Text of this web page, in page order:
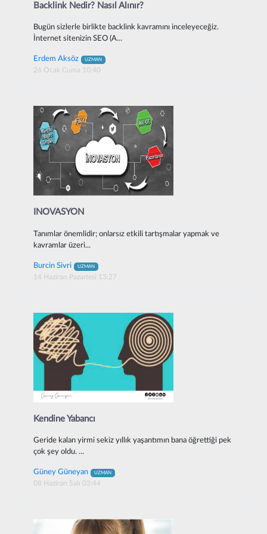
Backlink Nedir? Nasıl Alınır?
Bugün sizlerle birlikte backlink kavramını inceleyeceğiz.
İnternet sitenizin SEO (A...
Erdem Aksöz UZMAN
26 Ocak Cuma 10:40
INOVASYON
Tanımlar önemlidir; onlarsız etkili tartışmalar yapmak ve
kavramlar üzeri...
Burcin Sivri UZMAN
14 Haziran Pazartesi 13:27
Kendine Yabancı
Geride kalan yirmi sekiz yıllık yaşantımın bana öğrettiği pek
çok şey oldu. ...
Güney Güneyan UZMAN
08 Haziran Salı 03:44